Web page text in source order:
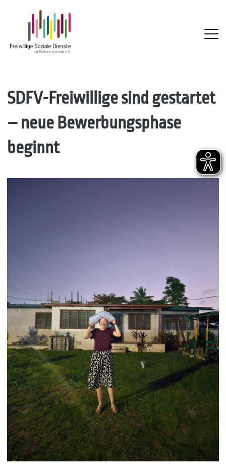
Skip
content
SDFV-Freiwillige sind gestartet
– neue Bewerbungsphase
beginnt